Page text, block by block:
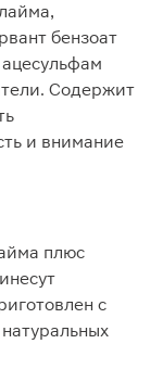
бензоат
Содержит
и внимание
плюс
с